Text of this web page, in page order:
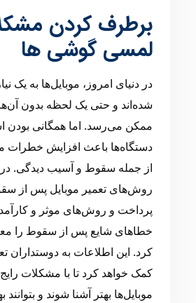
برطرف کردن
لمسی گوشی ها
در دنیای امروز، موبایل‌ها به یک
شده‌اند و حتی یک لحظه بدون
ممکن می‌رسد. اما همگانی بودن
دستگاه‌ها باعث افزایش خطرات
از جمله سقوط و آسیب دیدگی. در
روش‌های تعمیر موبایل پس از
پرداخت و روش‌های موثر و
خطاهای شایع پس از سقوط را
کرد. این اطلاعات به دوستداران
کمک خواهد کرد تا با مشکلات
موبایل‌ها بهتر آشنا شوند و